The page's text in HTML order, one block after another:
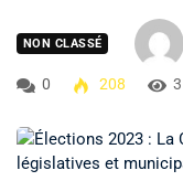
NON CLASSÉ
0 208